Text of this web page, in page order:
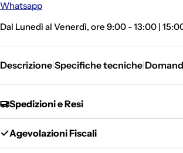
Whatsapp
Dal Lunedì al Venerdì, ore 9:00 - 13:00 |
Descrizione|Specifiche tecniche|
Spedizioni e Resi
Agevolazioni Fiscali